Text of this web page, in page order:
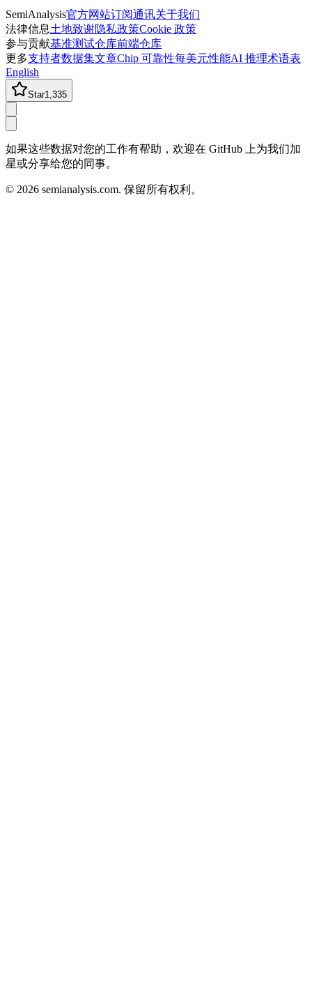
SemiAnalysis官方网站订阅通讯关于我们
法律信息土地致谢隐私政策Cookie 政策
参与贡献基准测试仓库前端仓库
更多支持者数据集文章Chip 可靠性每美元性能AI 推理术语表
English
Star1,335
如果这些数据对您的工作有帮助，欢迎在 GitHub 上为我们加
星或分享给您的同事。
© 2026 semianalysis.com. 保留所有权利。